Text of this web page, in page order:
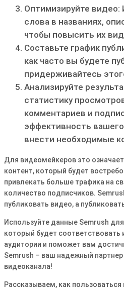
Оптимизируйте
слова в названиях,
чтобы повысить их
Составьте график
как часто вы будете
придерживайтесь
Анализируйте
статистику
комментариев и
эффективность
внести необходимые
Для видеомейкеров это
контент, который будет
привлекать больше трафика на
количество подписчиков.
публиковать видео, а
Используйте данные Semrush
который будет соответствовать
аудитории и поможет вам
Semrush – ваш надежный
видеоканала!
Рассказываем, как